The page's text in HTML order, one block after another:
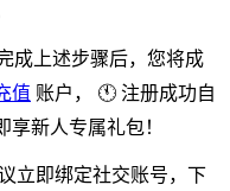
成上述步骤后，您将成
值 账户， 🕚 注册成功自
新人专属礼包！
立即绑定社交账号，下